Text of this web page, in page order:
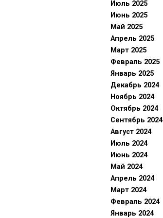
Июль 2025
Июнь 2025
Май 2025
Апрель 2025
Март 2025
Февраль 2025
Январь 2025
Декабрь 2024
Ноябрь 2024
Октябрь 2024
Сентябрь 2024
Август 2024
Июль 2024
Июнь 2024
Май 2024
Апрель 2024
Март 2024
Февраль 2024
Январь 2024